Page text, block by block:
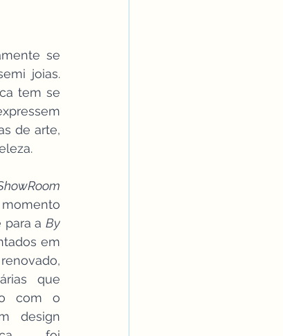
se
joias.
tem se
de arte,
a By
em
que
com o
design